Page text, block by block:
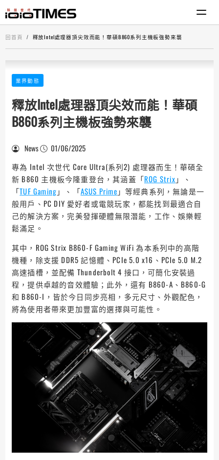
回首頁 釋放Intel處理器頂尖效而能！華碩B860系列主機板強勢來襲
業界動態
釋放Intel處理器頂尖效而能！華碩
B860系列主機板強勢來襲
News
01/06/2025
專為 Intel 次世代 Core Ultra(系列2) 處理器而生！華碩全
新 B860 主機板今隆重登台，其涵蓋「ROG Strix 」、
「TUF Gaming 」、「ASUS Prime 」等經典系列，無論是一
般用戶、PC DIY 愛好者或電競玩家，都能找到最適合自
己的解決方案，完美發揮硬體無限潛能，工作、娛樂輕
鬆滿足。
其中，ROG Strix B860-F Gaming WiFi 為本系列中的高階
機種，除支援 DDR5 記憶體、PCIe 5.0 x16、PCIe 5.0 M.2
高速插槽，並配備 Thunderbolt 4 接口，可簡化安裝過
程，提供卓越的音效體驗；此外，還有 B860-A、B860-G
和 B860-I，皆於今日同步亮相，多元尺寸、外觀配色，
將為使用者帶來更加豐富的選擇與可能性。